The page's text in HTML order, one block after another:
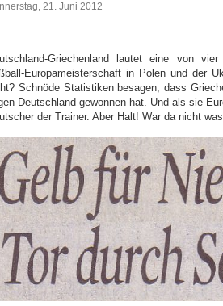
21. Juni 2012
Griechenland lautet eine von vier
Europameisterschaft in Polen und der
Schnöde Statistiken besagen, dass
Deutschland gewonnen hat. Und als sie
der Trainer. Aber Halt! War da nicht